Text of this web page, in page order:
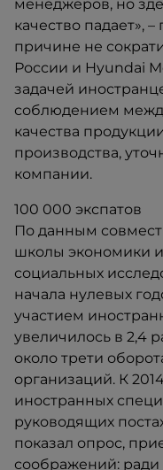
менеджеров, но
качество падает»,
причине не
России и Hyundai
задачей
соблюдением
качества
производства,
компании.
100 000 экспатов
По данным
школы экономики
социальных
начала нулевых
участием
увеличилось в 2,4
около трети
организаций. К
иностранных
руководящих
показал опрос,
соображений: